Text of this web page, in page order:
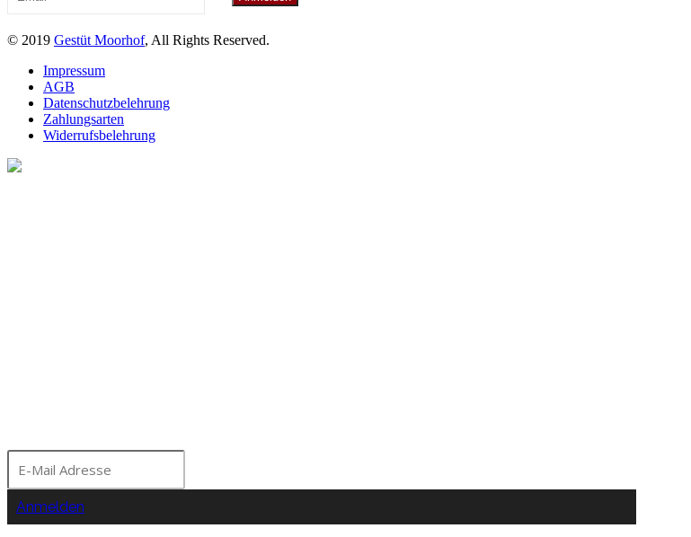
© 2019 Gestüt Moorhof, All Rights Reserved.
Impressum
AGB
Datenschutzbelehrung
Zahlungsarten
Widerrufsbelehrung
Anmelden